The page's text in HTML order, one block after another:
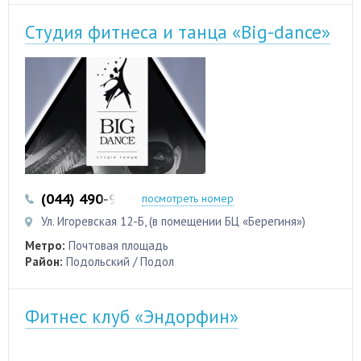
Студия фитнеса и танца «Big-dance»
(044) 490-90-99посмотреть номер
Ул. Игоревская 12-Б, (в помещении БЦ «Берегиня»)
Метро: Почтовая площадь
Район: Подольский / Подол
Фитнес клуб «Эндорфин»